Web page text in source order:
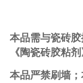
本品需与瓷砖
《陶瓷砖胶粘
本品严禁刷墙；